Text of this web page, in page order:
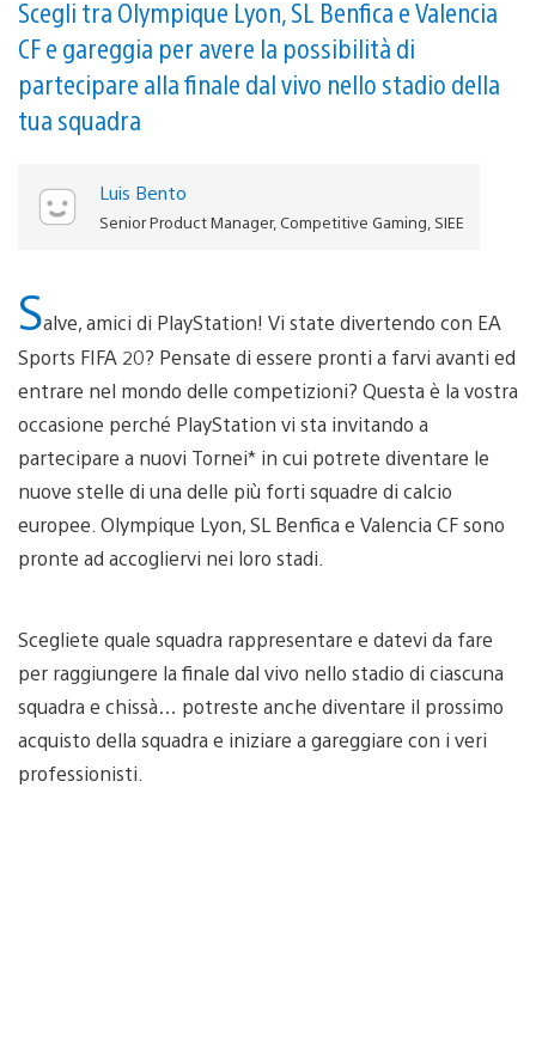
Scegli tra Olympique Lyon, SL Benfica e Valencia
CF e gareggia per avere la possibilità di
partecipare alla finale dal vivo nello stadio della
tua squadra
Luis Bento
Senior Product Manager, Competitive Gaming, SIEE
Salve, amici di PlayStation! Vi state divertendo con EA
Sports FIFA 20? Pensate di essere pronti a farvi avanti ed
entrare nel mondo delle competizioni? Questa è la vostra
occasione perché PlayStation vi sta invitando a
partecipare a nuovi Tornei* in cui potrete diventare le
nuove stelle di una delle più forti squadre di calcio
europee. Olympique Lyon, SL Benfica e Valencia CF sono
pronte ad accogliervi nei loro stadi.
Scegliete quale squadra rappresentare e datevi da fare
per raggiungere la finale dal vivo nello stadio di ciascuna
squadra e chissà… potreste anche diventare il prossimo
acquisto della squadra e iniziare a gareggiare con i veri
professionisti.